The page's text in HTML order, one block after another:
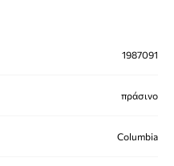
1987091
πράσινο
Columbia